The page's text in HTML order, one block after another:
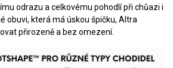
odrazu a celkovému pohodlí při chůazi i
obuvi, která má úskou špičku, Altra
přirozeně a bez omezení.